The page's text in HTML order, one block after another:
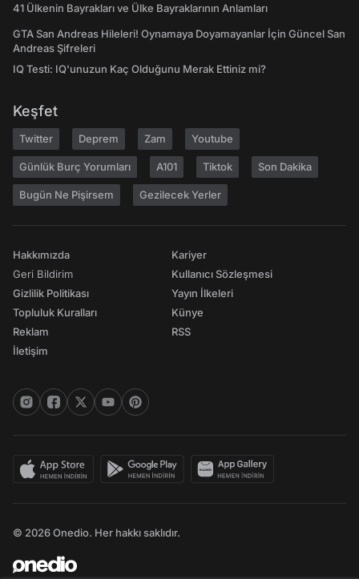
41 Ülkenin Bayrakları ve Ülke Bayraklarının Anlamları
GTA San Andreas Hileleri! Oynamaya Doyamayanlar İçin Güncel San
Andreas Şifreleri
IQ Testi: IQ'unuzun Kaç Olduğunu Merak Ettiniz mi?
Keşfet
Twitter Deprem Zam Youtube
Günlük Burç Yorumları A101 Tiktok Son Dakika
Bugün Ne Pişirsem Gezilecek Yerler
Hakkımızda
Geri Bildirim
Gizlilik Politikası
Topluluk Kuralları
Reklam
İletişim
Kariyer
Kullanıcı Sözleşmesi
Yayın İlkeleri
Künye
RSS
© 2026 Onedio. Her hakkı saklıdır.